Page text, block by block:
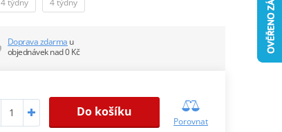
4 týdny 4 týdny
Doprava zdarma u
objednávek nad 0 Kč
Do košíku
Porovnat